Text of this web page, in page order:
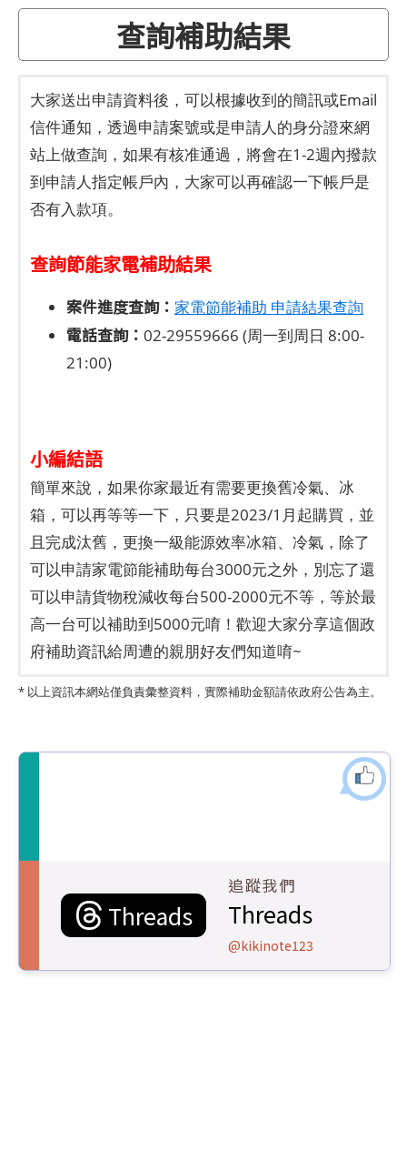
查詢補助結果
大家送出申請資料後，可以根據收到的簡訊或Email
信件通知，透過申請案號或是申請人的身分證來網
站上做查詢，如果有核准通過，將會在1-2週內撥款
到申請人指定帳戶內，大家可以再確認一下帳戶是
否有入款項。
查詢節能家電補助結果
案件進度查詢： 家電節能補助 申請結果查詢
電話查詢： 02-29559666 (周一到周日 8:00-
21:00)
小編結語
簡單來說，如果你家最近有需要更換舊冷氣、冰
箱，可以再等等一下，只要是2023/1月起購買，並
且完成汰舊，更換一級能源效率冰箱、冷氣，除了
可以申請家電節能補助每台3000元之外，別忘了還
可以申請貨物稅減收每台500-2000元不等，等於最
高一台可以補助到5000元唷！歡迎大家分享這個政
府補助資訊給周遭的親朋好友們知道唷~
* 以上資訊本網站僅負責彙整資料，實際補助金額請依政府公告為主。
Threads
追蹤我們
Threads
@kikinote123